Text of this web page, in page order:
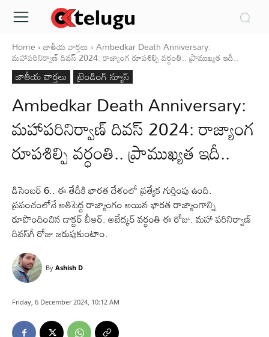
Home జాతీయ వార్తలు Ambedkar Death Anniversary:
మహాపరినిర్వాణ్‌ దివస్‌ 2024: రాజ్యాంగ రూపశిల్పి వర్ధంతి.. ప్రాముఖ్యత ఇదీ..
జాతీయ వార్తలు ట్రెండింగ్ న్యూస్
Ambedkar Death Anniversary:
మహాపరినిర్వాణ్‌ దివస్‌ 2024: రాజ్యాంగ
రూపశిల్పి వర్ధంతి.. ప్రాముఖ్యత ఇదీ..
డిసెంబర్‌ 6.. ఈ తేదీకి భారత దేశంలో ప్రత్యేక గుర్తింపు ఉంది.
ప్రపంచంలోనే అతిపెద్ద రాజ్యాంగం అయిన భారత రాజ్యాంగాన్ని
రూపొందించిన డాక్టర్‌ బీఆర్‌. అబేద్కర్‌ వర్ధంతి ఈ రోజు. మహా పరినిర్వాణ్‌
దివస్‌గీ రోజు జరుపుకుంటాం.
By Ashish D
Friday, 6 December 2024, 10:12 AM